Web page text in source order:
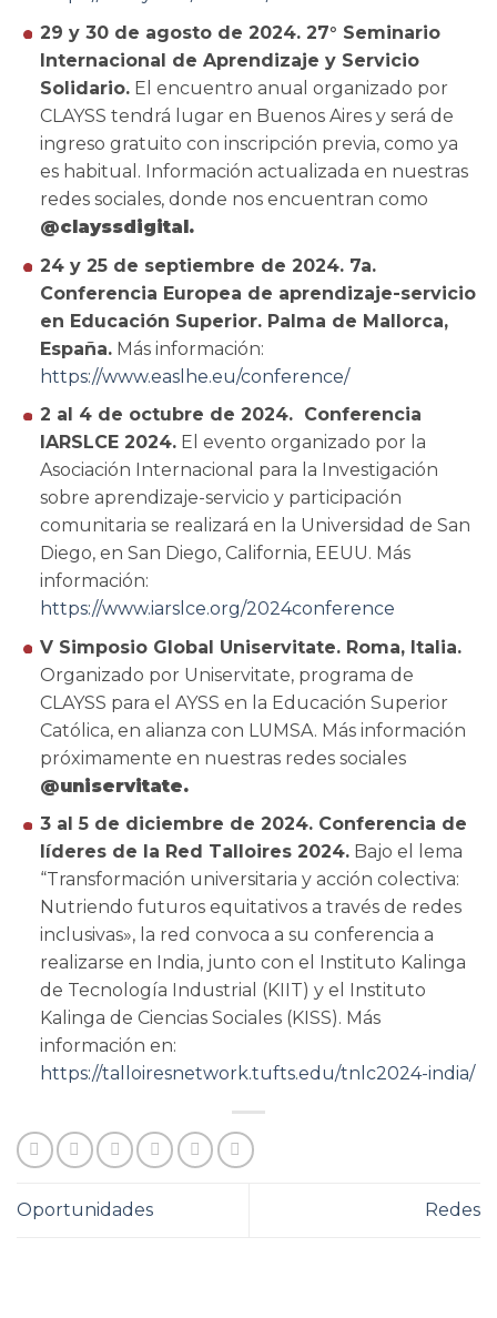
29 y 30 de agosto de 2024. 27° Seminario
Internacional de Aprendizaje y Servicio
Solidario.El encuentro anual organizado por
CLAYSS tendrá lugar en Buenos Aires y será de
ingreso gratuito con inscripción previa, como ya
es habitual. Información actualizada en nuestras
redes sociales, donde nos encuentran como
@clayssdigital.
24 y 25 de septiembre de 2024. 7a.
Conferencia Europea de aprendizaje-servicio
en Educación Superior. Palma de Mallorca,
España.Más información:
https://www.easlhe.eu/conference/
2 al 4 de octubre de 2024. Conferencia
IARSLCE 2024.El evento organizado por la
Asociación Internacional para la Investigación
sobre aprendizaje-servicio y participación
comunitaria se realizará en la Universidad de San
Diego, en San Diego, California, EEUU. Más
información:
https://www.iarslce.org/2024conference
V Simposio Global Uniservitate. Roma, Italia.
Organizado por Uniservitate, programa de
CLAYSS para el AYSS en la Educación Superior
Católica, en alianza con LUMSA. Más información
próximamente en nuestras redes sociales
@uniservitate.
3 al 5 de diciembre de 2024. Conferencia de
líderes de la Red Talloires 2024.Bajo el lema
“Transformación universitaria y acción colectiva:
Nutriendo futuros equitativos a través de redes
inclusivas», la red convoca a su conferencia a
realizarse en India, junto con el Instituto Kalinga
de Tecnología Industrial (KIIT) y el Instituto
Kalinga de Ciencias Sociales (KISS). Más
información en:
https://talloiresnetwork.tufts.edu/tnlc2024-india/
Oportunidades Redes